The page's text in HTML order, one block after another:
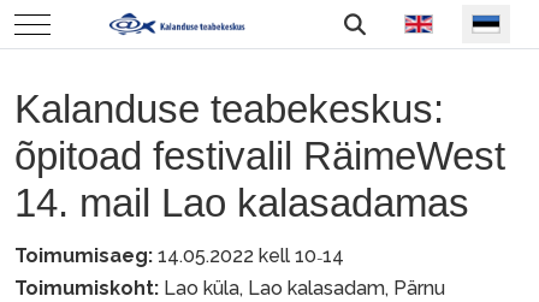
Mobile Menu Toggle Vali keel
Kalanduse teabekeskus:
õpitoad festivalil RäimeWest
14. mail Lao kalasadamas
Toimumisaeg: 14.05.2022 kell 10–14
Toimumiskoht: Lao küla, Lao kalasadam, Pärnu